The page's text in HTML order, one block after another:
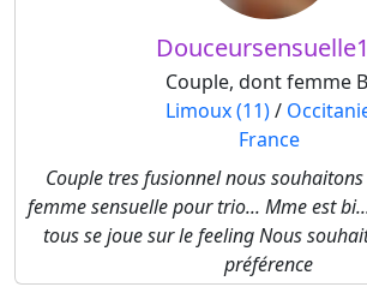
Couple, dont femme
Limoux (11)/
France
Couple tres fusionnel nous
femme sensuelle pour trio... Mme est
tous se joue sur le feeling Nous
préférence